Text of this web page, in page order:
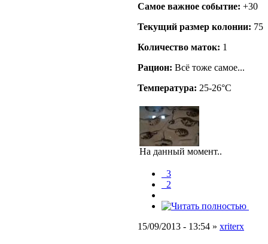
Самое важное событие: +30
Текущий размер кoлонии: 75
Количество маток: 1
Рацион: Всё тоже самое...
Температура: 25-26°C
На данный момент..
_3
_2
15/09/2013 - 13:54 » xriterx